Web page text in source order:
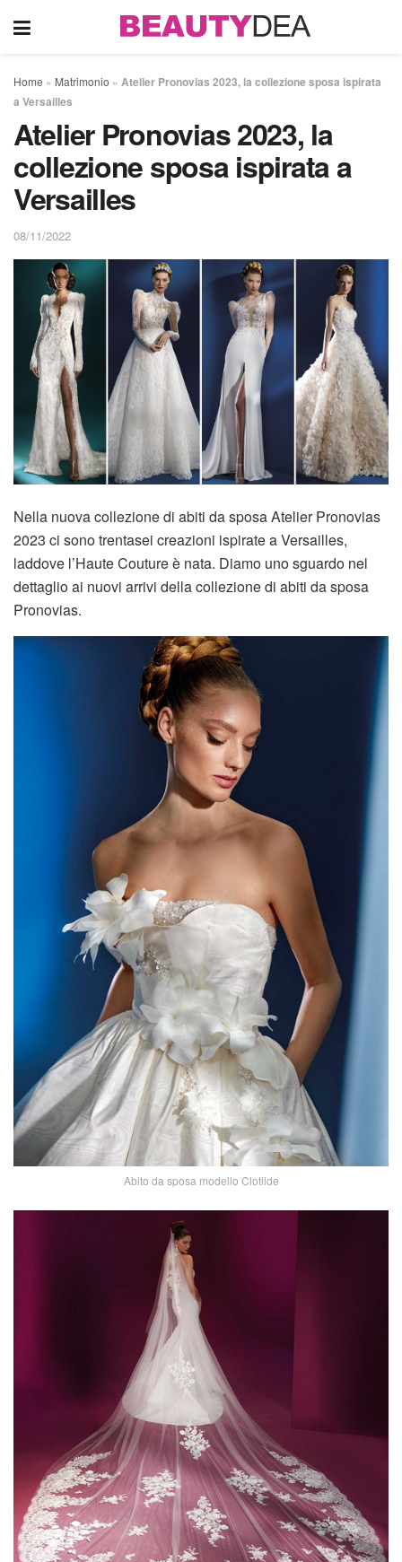
Home » Matrimonio » Atelier Pronovias 2023, la collezione sposa ispirata
a Versailles
Atelier Pronovias 2023, la
collezione sposa ispirata a
Versailles
08/11/2022
Nella nuova collezione di abiti da sposa Atelier Pronovias
2023 ci sono trentasei creazioni ispirate a Versailles,
laddove l’Haute Couture è nata. Diamo uno sguardo nel
dettaglio ai nuovi arrivi della collezione di abiti da sposa
Pronovias.
Abito da sposa modello Clotilde